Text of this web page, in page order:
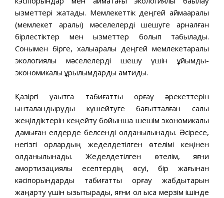
қызметтері жатады. Мемлекеттік деңгей аймақаралық
(мемлекет аралық) мәселелерді шешуге арналған
бірлестіктер мен қызметтер болып табылады.
Сонымен бірге, халықаралық деңгей мемлекетаралық
экологиялық мәселелерді шешу үшін ұйымдық-
экономикалық құрылымдарды қамтиды.
Қазіргі уақытга табиғатты қорғау әрекеттерін
ынталандыруды күшейтуге бағытталған салық
жеңілдіктерін кеңейту бойынша шешім экономикалық
дамыған елдерде белсенді қолданылынады. Әсіресе,
негізгі қорлардың жеделдетілген өтелімі кеңінен
қолданылынады. Жеделдетілген өтелім, яғни
амортизациялық есептердің өсуі, бір жағынан
кәсіпорындарды табиғатты қорғау жабдықтарын
жаңарту үшін қызықтырады, яғни ол қысқа мерзім ішінде